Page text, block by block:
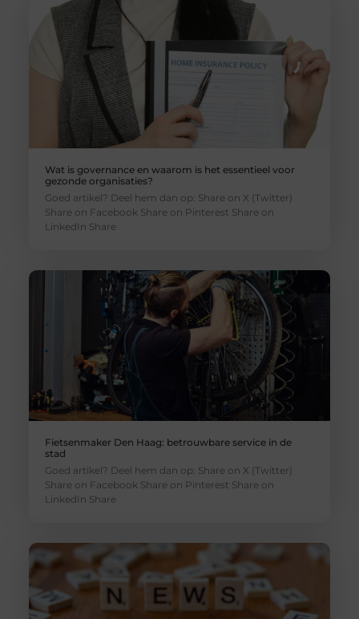
Wat is governance en waarom is het essentieel voor
gezonde organisaties?
Goed artikel? Deel hem dan op: Share on X (Twitter)
Share on Facebook Share on Pinterest Share on
LinkedIn Share
Fietsenmaker Den Haag: betrouwbare service in de
stad
Goed artikel? Deel hem dan op: Share on X (Twitter)
Share on Facebook Share on Pinterest Share on
LinkedIn Share